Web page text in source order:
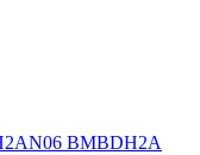
BMBDH2A